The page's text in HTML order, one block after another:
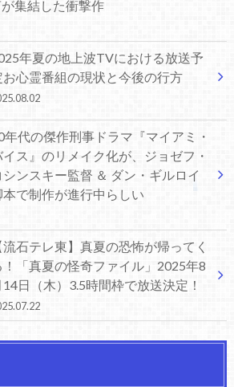
集結した衝撃作
年夏の地上波TVにおける放送予
お心霊番組の現状と今後の行方
年代の傑作刑事ドラマ『マイアミ・
イス』のリメイク化が、ジョゼフ・
シンスキー監督 ＆ ダン・ギルロイ
本で制作が進行中らしい
流石テレ東】真夏の恐怖が帰ってく
！「真夏の怪奇ファイル」2025年8
14日（木）3.5時間枠で放送決定！